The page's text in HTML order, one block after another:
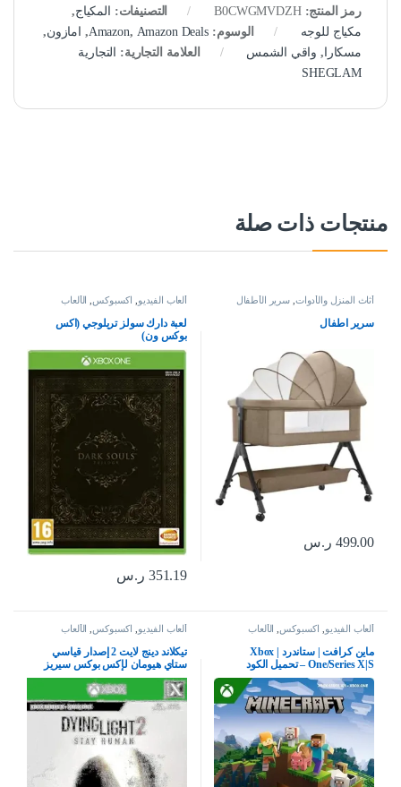
رمز المنتج:B0CWGMVDZH التصنيفات: المكياج,
مكياج للوجه
الوسوم: Amazon, Amazon Deals
, امازون,
مسكارا , واقي الشمس العلامة التجارية:
التجارية
SHEGLAM
منتجات ذات صلة
أثاث المنزل والأدوات سرير الأطفال
سرير اطفال
499.00 ر.س
ألعاب الفيديو اكسبوكس الألعاب
لعبة دارك سولز تريلوجي (اكس
بوكس ون)
351.19 ر.س
ألعاب الفيديو, اكسبوكس, الألعاب
ماين كرافت | ستاندرد | Xbox
One/Series X|S – تحميل الكود
ألعاب الفيديو, اكسبوكس, الألعاب
تيكلاند دينج لايت 2 إصدار قياسي
ستاي هيومان لإكس بوكس سيريز
إكس بوكس وان